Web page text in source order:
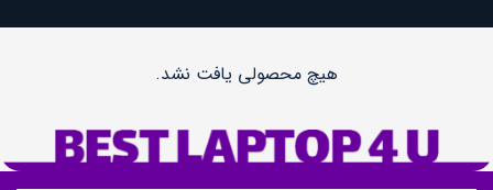
هیچ محصولی یافت نشد.